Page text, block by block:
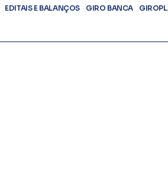
EDITAIS E BALANÇOS GIRO BANCA